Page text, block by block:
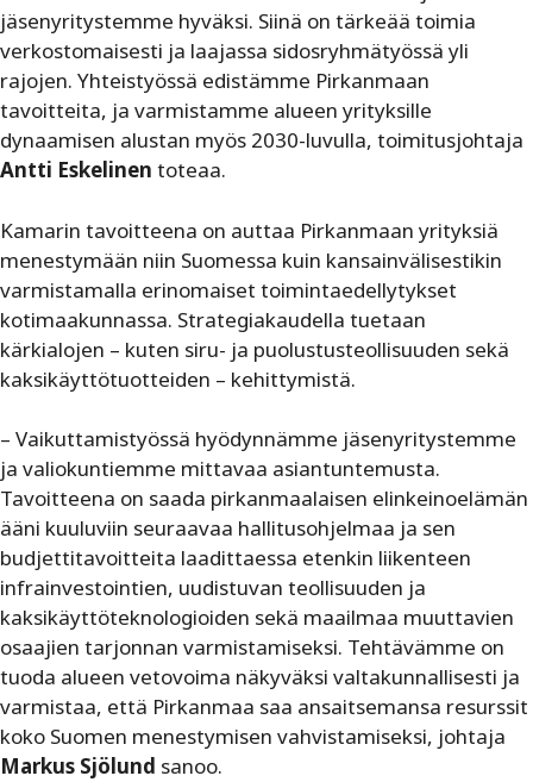
jäsenyritystemme hyväksi. Siinä on tärkeää toimia
verkostomaisesti ja laajassa sidosryhmätyössä yli
rajojen. Yhteistyössä edistämme Pirkanmaan
tavoitteita, ja varmistamme alueen yrityksille
dynaamisen alustan myös 2030-luvulla, toimitusjohtaja
Antti Eskelinen toteaa.
Kamarin tavoitteena on auttaa Pirkanmaan yrityksiä
menestymään niin Suomessa kuin kansainvälisestikin
varmistamalla erinomaiset toimintaedellytykset
kotimaakunnassa. Strategiakaudella tuetaan
kärkialojen – kuten siru- ja puolustusteollisuuden sekä
kaksikäyttötuotteiden – kehittymistä.
– Vaikuttamistyössä hyödynnämme jäsenyritystemme
ja valiokuntiemme mittavaa asiantuntemusta.
Tavoitteena on saada pirkanmaalaisen elinkeinoelämän
ääni kuuluviin seuraavaa hallitusohjelmaa ja sen
budjettitavoitteita laadittaessa etenkin liikenteen
infrainvestointien, uudistuvan teollisuuden ja
kaksikäyttöteknologioiden sekä maailmaa muuttavien
osaajien tarjonnan varmistamiseksi. Tehtävämme on
tuoda alueen vetovoima näkyväksi valtakunnallisesti ja
varmistaa, että Pirkanmaa saa ansaitsemansa resurssit
koko Suomen menestymisen vahvistamiseksi, johtaja
Markus Sjölund sanoo.